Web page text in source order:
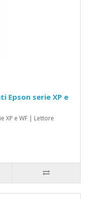
serie XP e
XP e WF | Lettore